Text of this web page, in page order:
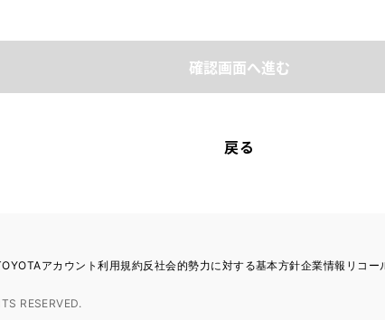
確認画面へ進む
戻る
アカウント利用規約反社会的勢力に対する基本方針企業情報 リコー
RESERVED.